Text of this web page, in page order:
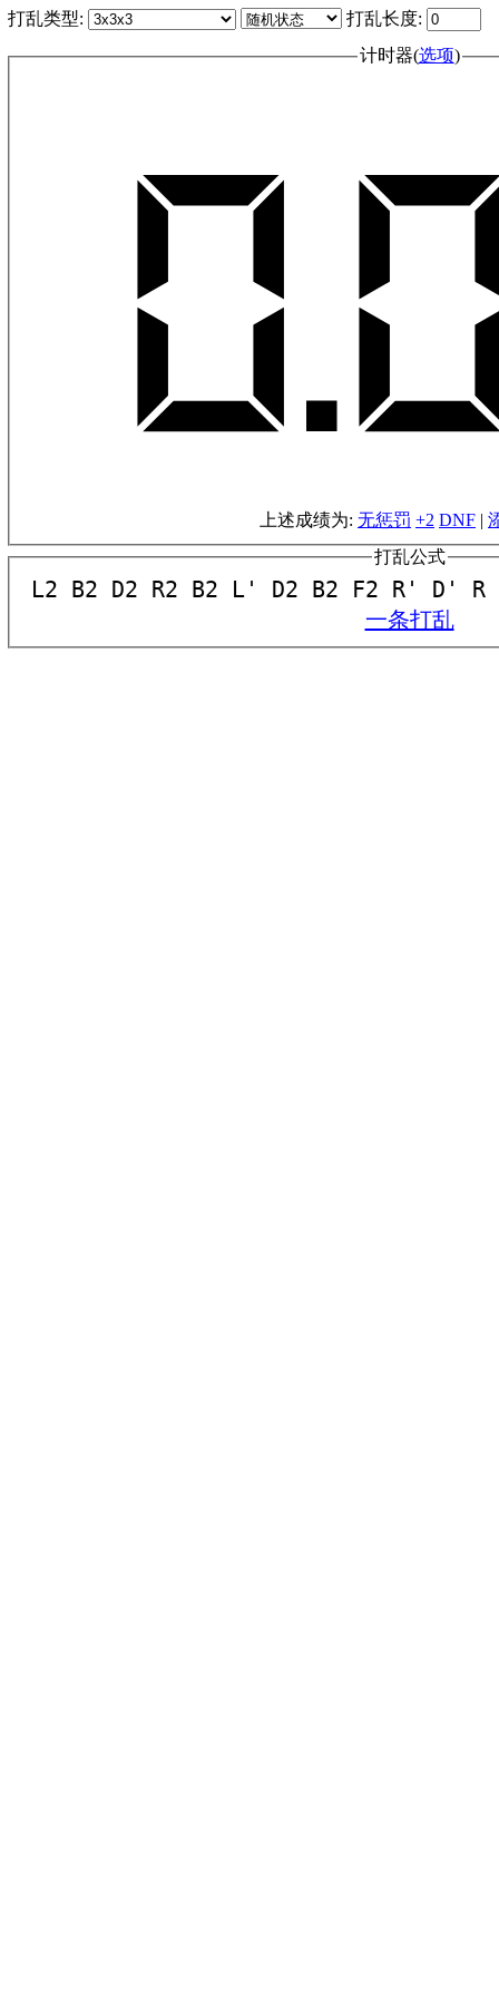
打乱类型:
打乱长度:
计时器(选项)
上述成绩为: 无惩罚 +2 DNF |
打乱公式
一条打乱